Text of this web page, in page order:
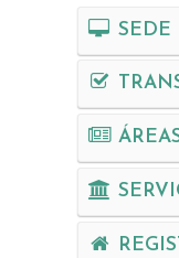
SEDE